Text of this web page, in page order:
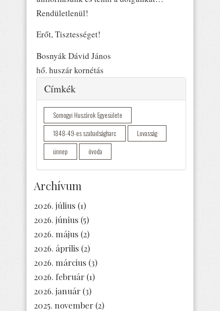
Rendületlenül!
Erőt, Tisztességet!
Bosnyák Dávid János
hő. huszár kornétás
Elrejtés
Címkék
Somogyi Huszárok Egyesülete
1848-49-es szabadságharc
Lovasság
ünnep
óvoda
Archívum
2026. július (1)
2026. június (5)
2026. május (2)
2026. április (2)
2026. március (3)
2026. február (1)
2026. január (3)
2025. november (2)